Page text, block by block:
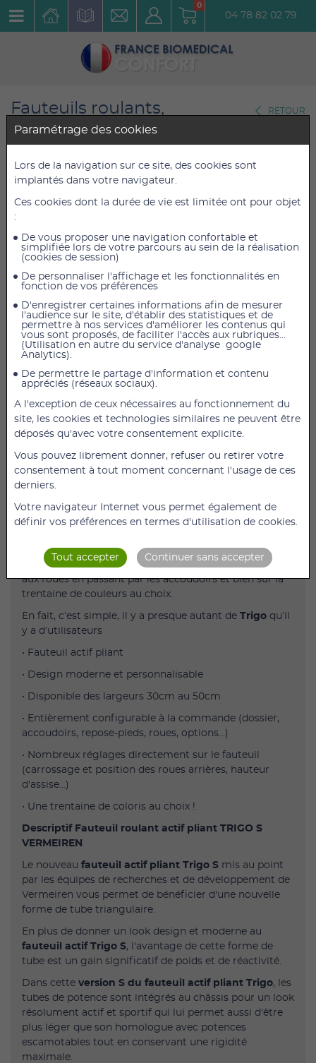
0
04 78 82 02 79
Fauteuils roulants,
Scooters,Tricycles
Fauteuils roulants légers actifs
RETOUR
Fauteuil Actif Pliant Trigo S
non Inclinable avec assise 34
Réf. : FAPTS34
1 846,25 €TTC 1 846,25 €
Fauteuil Actif Pliant Trigo S non Inclinable avec
assise 34 cm
Le Trigo Sest un fauteuil actif pliant dont les potences
sont intégrées au châssis.
Son design est résolument actif et sportif.
Cette configuration lui permet aussi d’être encore plus
Nous avons conçu le Trigopour être un fauteuil au
goûts de chacun. C’est pourquoi votreTrigopeut être
entièrement personnalisé à la commande, du châssis
aux roues en passant par les accoudoirs et bien sûr la
trentaine de couleurs au choix.
En fait, c’est simple, il y a presque autant de Trigo qu’il
y a d’utilisateurs
• Fauteuil actif pliant
• Design moderne et personnalisable
• Disponible des largeurs 30cm au 50cm
• Entièrement configurable à la commande (dossier,
accoudoirs, repose-pieds, roues, options...)
• Nombreux réglages directement sur le fauteuil
(carrossage et position des roues arrières, hauteur
d'assise...)
• Une trentaine de coloris au choix !
Descriptif Fauteuil roulant actif pliant TRIGO S
VERMEIREN
Le nouveau fauteuil actif pliant Trigo S mis au point
par les équipes de recherches et de développement de
Vermeiren vous permet de bénéficier d'une nouvelle
forme de tube triangulaire.
En plus de donner un look design et moderne au
fauteuil actif Trigo S, l'avantage de cette forme de
tube est un gain significatif de poids et de réactivité.
Dans cette version S du fauteuil actif pliant Trigo, les
tubes de potence sont intégrés au châssis pour un look
résolument actif et sportif qui lui permet aussi d'être
plus léger que son homologue avec potences
escamotables tout en conservant une rigidité
maximale.
Paramétrage des cookies
Lors de la navigation sur ce site, des cookies sont
implantés dans votre navigateur.
Ces cookies dont la durée de vie est limitée ont pour objet
:
De vous proposer une navigation confortable et
simplifiée lors de votre parcours au sein de la réalisation
(cookies de session)
De personnaliser l'affichage et les fonctionnalités en
fonction de vos préférences
D'enregistrer certaines informations afin de mesurer
l'audience sur le site, d'établir des statistiques et de
permettre à nos services d'améliorer les contenus qui
vous sont proposés, de faciliter l'accès aux rubriques...
(Utilisation en autre du service d'analyse google
Analytics).
De permettre le partage d'information et contenu
appréciés (réseaux sociaux).
A l'exception de ceux nécessaires au fonctionnement du
site, les cookies et technologies similaires ne peuvent être
déposés qu'avec votre consentement explicite.
Vous pouvez librement donner, refuser ou retirer votre
consentement à tout moment concernant l'usage de ces
derniers.
Votre navigateur Internet vous permet également de
définir vos préférences en termes d'utilisation de cookies.
Tout accepter Continuer sans accepter